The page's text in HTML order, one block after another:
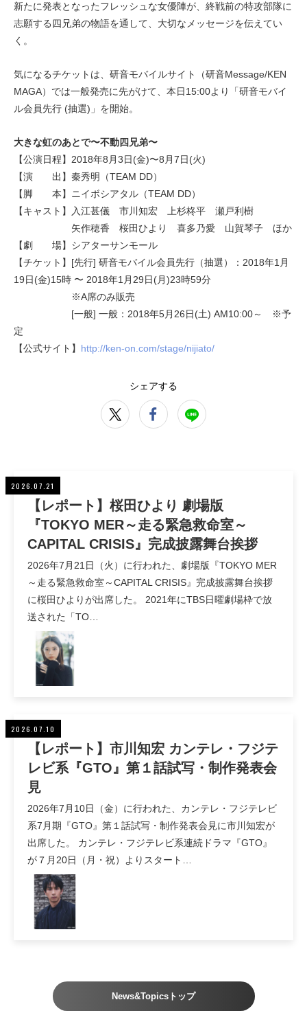
新たに発表となったフレッシュな女優陣が、終戦前の特攻部隊に
志願する四兄弟の物語を通して、大切なメッセージを伝えてい
く。
気になるチケットは、研音モバイルサイト（研音Message/KEN
MAGA）では一般発売に先がけて、本日15:00より「研音モバイ
ル会員先行 (抽選)」を開始。
大きな虹のあとで〜不動四兄弟〜
【公演日程】2018年8月3日(金)〜8月7日(火)
【演 出】秦秀明（TEAM DD）
【脚 本】ニイボシアタル（TEAM DD）
【キャスト】入江甚儀 市川知宏 上杉柊平 瀬戸利樹
矢作穂香 桜田ひより 喜多乃愛 山賀琴子 ほか
【劇 場】シアターサンモール
【チケット】[先行] 研音モバイル会員先行（抽選）：2018年1月
19日(金)15時 〜 2018年1月29日(月)23時59分
※A席のみ販売
[一般] 一般：2018年5月26日(土) AM10:00～ ※予
定
【公式サイト】 http://ken-on.com/stage/nijiato/
シェアする
2026.07.21
【レポート】桜田ひより 劇場版
『TOKYO MER～走る緊急救命室～
CAPITAL CRISIS』完成披露舞台挨拶
2026年7月21日（火）に行われた、劇場版『TOKYO MER
～走る緊急救命室～CAPITAL CRISIS』完成披露舞台挨拶
に桜田ひよりが出席した。 2021年にTBS日曜劇場枠で放
送された「TO…
2026.07.10
【レポート】市川知宏 カンテレ・フジテ
レビ系『GTO』第１話試写・制作発表会
見
2026年7月10日（金）に行われた、カンテレ・フジテレビ
系7月期『GTO』第１話試写・制作発表会見に市川知宏が
出席した。 カンテレ・フジテレビ系連続ドラマ『GTO』
が７月20日（月・祝）よりスタート…
News&Topicsトップ